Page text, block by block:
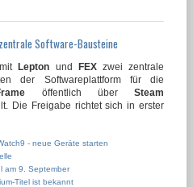
Software-Bausteine
Lepton und FEXzwei zentrale
der Softwareplattform für die
öffentlich über Steam
Die Freigabe richtet sich in erster
- neue Geräte starten
am 9. September
Titel ist bekannt